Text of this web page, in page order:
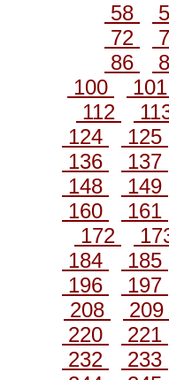
58
72
86
100
101
112
124
125
136
137
148
149
160
161
172
184
185
196
197
208
209
220
221
232
233